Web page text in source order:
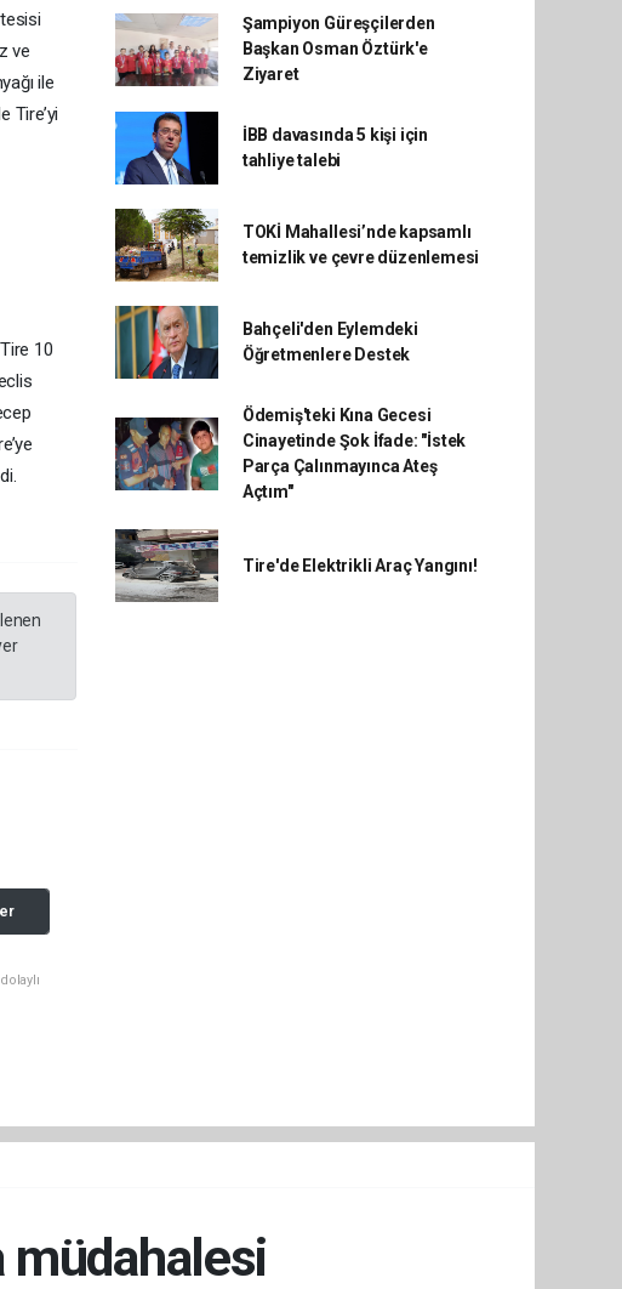
ve
ile
Tire’yi
10
Şampiyon Güreşçilerden
Başkan Osman Öztürk'e
Ziyaret
İBB davasında 5 kişi için
tahliye talebi
TOKİ Mahallesi’nde kapsamlı
temizlik ve çevre düzenlemesi
Bahçeli'den Eylemdeki
Öğretmenlere Destek
Ödemiş'teki Kına Gecesi
Cinayetinde Şok İfade: "İstek
Parça Çalınmayınca Ateş
Açtım"
Tire'de Elektrikli Araç Yangını!
müdahalesi